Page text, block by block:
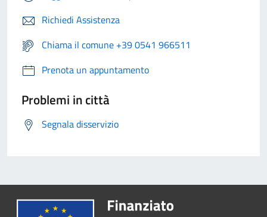
Richiedi Assistenza
Chiama il comune +39 0541 966511
Prenota un appuntamento
Problemi in città
Segnala disservizio